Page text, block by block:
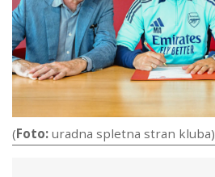
(Foto: uradna spletna stran kluba)